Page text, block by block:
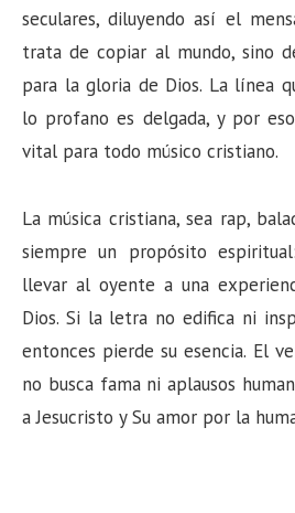
seculares, diluyendo así el
trata de copiar al mundo, sino
para la gloria de Dios. La línea
lo profano es delgada, y por
vital para todo músico cristiano.
La música cristiana, sea rap,
siempre un propósito
llevar al oyente a una
Dios. Si la letra no edifica ni
entonces pierde su esencia. El
no busca fama ni aplausos
a Jesucristo y Su amor por la